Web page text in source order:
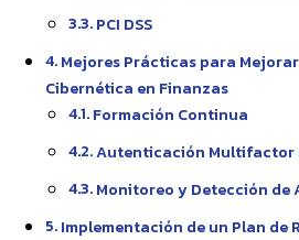
PCI DSS
Mejores Prácticas para
Cibernética en Finanzas
Formación Continua
Autenticación Multifactor
Monitoreo y Detección de
Implementación de un Plan de